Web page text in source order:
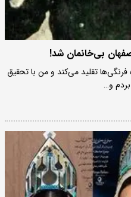
بی‌خانمان شد!
تقلید می‌کند و من با تحقیق
و…